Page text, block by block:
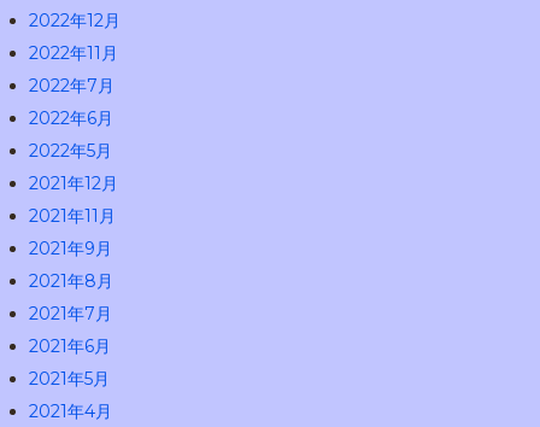
2022年12月
2022年11月
2022年7月
2022年6月
2022年5月
2021年12月
2021年11月
2021年9月
2021年8月
2021年7月
2021年6月
2021年5月
2021年4月